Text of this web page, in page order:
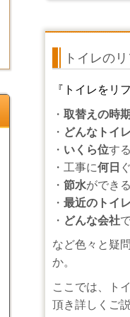
トイレの
『トイレをリ
・ 取替えの時期
・ どんなトイレ
・ いくら位す
・工事に何日
・ 節水ができ
・ 最近のトイ
・ どんな会社
など色々と疑
か。
ここでは、ト
頂き詳しくご